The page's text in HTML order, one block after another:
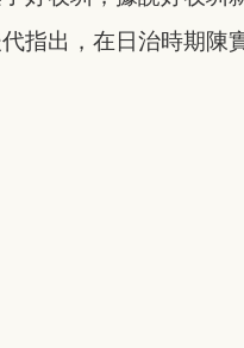
指出，在日治時期陳